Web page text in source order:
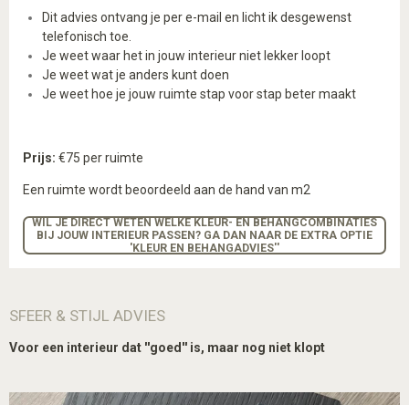
Dit advies ontvang je per e-mail en licht ik desgewenst
telefonisch toe.
Je weet waar het in jouw interieur niet lekker loopt
Je weet wat je anders kunt doen
Je weet hoe je jouw ruimte stap voor stap beter maakt
Prijs: €75 per ruimte
Een ruimte wordt beoordeeld aan de hand van m2
WIL JE DIRECT WETEN WELKE KLEUR- EN BEHANGCOMBINATIES
BIJ JOUW INTERIEUR PASSEN? GA DAN NAAR DE EXTRA OPTIE
'KLEUR EN BEHANGADVIES''
SFEER & STIJL ADVIES
Voor een interieur dat ''goed'' is, maar nog niet klopt